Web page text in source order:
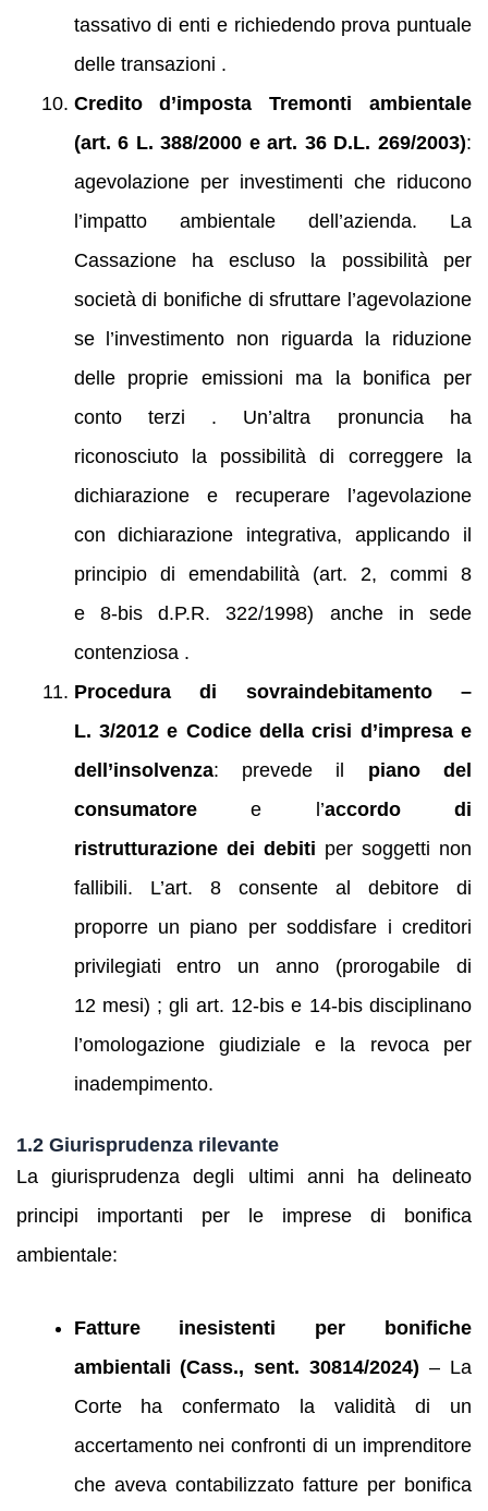
tassativo di enti e richiedendo prova puntuale
delle transazioni .
Credito d’imposta Tremonti ambientale
(art. 6 L. 388/2000 e art. 36 D.L. 269/2003):
agevolazione per investimenti che riducono
l’impatto ambientale dell’azienda. La
Cassazione ha escluso la possibilità per
società di bonifiche di sfruttare l’agevolazione
se l’investimento non riguarda la riduzione
delle proprie emissioni ma la bonifica per
conto terzi . Un’altra pronuncia ha
riconosciuto la possibilità di correggere la
dichiarazione e recuperare l’agevolazione
con dichiarazione integrativa, applicando il
principio di emendabilità (art. 2, commi 8
e 8‑bis d.P.R. 322/1998) anche in sede
contenziosa .
Procedura di sovraindebitamento –
L. 3/2012 e Codice della crisi d’impresa e
dell’insolvenza: prevede il piano del
consumatoree l’accordo di
ristrutturazione dei debiti per soggetti non
fallibili. L’art. 8 consente al debitore di
proporre un piano per soddisfare i creditori
privilegiati entro un anno (prorogabile di
12 mesi) ; gli art. 12‑bis e 14‑bis disciplinano
l’omologazione giudiziale e la revoca per
inadempimento.
1.2 Giurisprudenza rilevante
La giurisprudenza degli ultimi anni ha delineato
principi importanti per le imprese di bonifica
ambientale:
Fatture inesistenti per bonifiche
ambientali (Cass., sent. 30814/2024) – La
Corte ha confermato la validità di un
accertamento nei confronti di un imprenditore
che aveva contabilizzato fatture per bonifica